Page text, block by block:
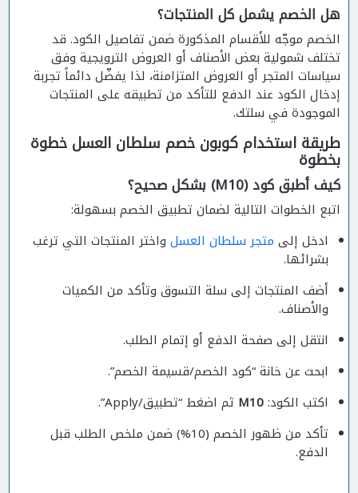
هل الخصم يشمل كل المنتجات؟
الخصم موجّه للأقسام المذكورة ضمن تفاصيل الكود. قد
تختلف شمولية بعض الأصناف أو العروض الترويجية وفق
سياسات المتجر أو العروض المتزامنة، لذا يفضّل دائماً تجربة
إدخال الكود عند الدفع للتأكد من تطبيقه على المنتجات
الموجودة في سلتك.
طريقة استخدام كوبون خصم سلطان العسل خطوة
بخطوة
كيف أطبق كود (M10) بشكل صحيح؟
اتبع الخطوات التالية لضمان تطبيق الخصم بسهولة:
ادخل إلى متجر سلطان العسل واختر المنتجات التي ترغب
بشرائها.
أضف المنتجات إلى سلة التسوق وتأكد من الكميات
والأصناف.
انتقل إلى صفحة الدفع أو إتمام الطلب.
ابحث عن خانة “كود الخصم/قسيمة الخصم”.
اكتب الكود:M10 ثم اضغط “تطبيق/Apply”.
تأكد من ظهور الخصم (10%) ضمن ملخص الطلب قبل
الدفع.